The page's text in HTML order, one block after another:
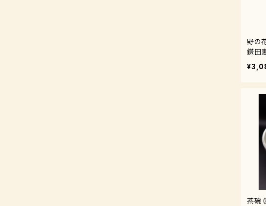
野の
鎌田
茶碗